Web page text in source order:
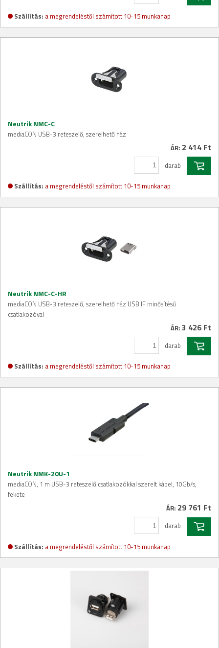
Szállítás: a megrendeléstől számított 10-15 munkanap
Neutrik NMC-C
mediaCON USB-3 reteszelő, szerelhető ház
ÁR: 2 414 Ft
darab
Szállítás: a megrendeléstől számított 10-15 munkanap
Neutrik NMC-C-HR
mediaCON USB-3 reteszelő, szerelhető ház USB IF minősítésű
csatlakozóval
ÁR: 3 426 Ft
darab
Szállítás: a megrendeléstől számított 10-15 munkanap
Neutrik NMK-20U-1
mediaCON, 1 m USB-3 reteszelő csatlakozókkal szerelt kábel, 10Gb/s,
fekete
ÁR: 29 761 Ft
darab
Szállítás: a megrendeléstől számított 10-15 munkanap